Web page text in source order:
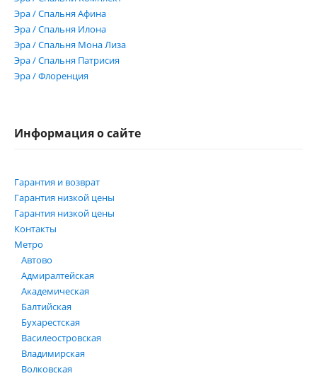
Эра / Спальня Афина
Эра / Спальня Илона
Эра / Спальня Мона Лиза
Эра / Спальня Патрисия
Эра / Флоренция
Информация о сайте
Гарантия и возврат
Гарантия низкой цены
Гарантия низкой цены
Контакты
Метро
Автово
Адмиралтейская
Академическая
Балтийская
Бухарестская
Василеостровская
Владимирская
Волковская